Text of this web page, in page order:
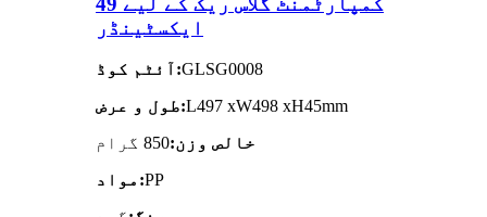
ایکسٹینڈر
آئٹم کوڈ:GLSG0008
طول و عرض:L497 xW498 xH45mm
خالص وزن:850 گرام
مواد:PP